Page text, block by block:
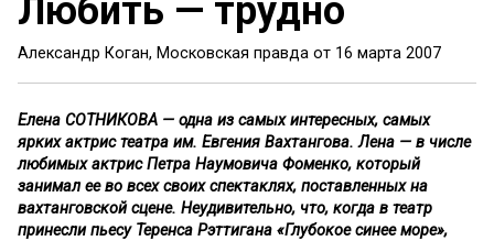
Любить — трудно
Александр Коган, Московская правда от 16 марта 2007
Елена СОТНИКОВА — одна из самых интересных, самых
ярких актрис театра им. Евгения Вахтангова. Лена — в числе
любимых актрис Петра Наумовича Фоменко, который
занимал ее во всех своих спектаклях, поставленных на
вахтанговской сцене. Неудивительно, что, когда в театр
принесли пьесу Теренса Рэттигана «Глубокое синее море»,